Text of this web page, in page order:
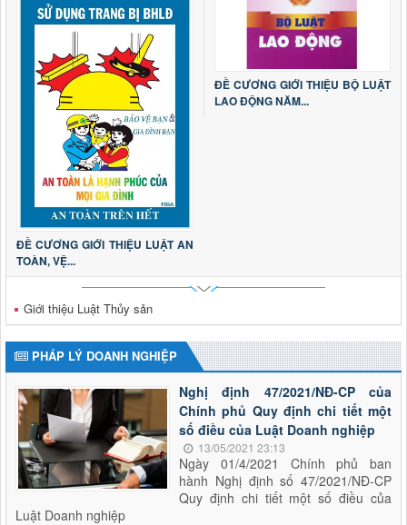
ĐỀ CƯƠNG GIỚI THIỆU LUẬT AN
TOÀN, VỆ...
ĐỀ CƯƠNG GIỚI THIỆU BỘ LUẬT
LAO ĐỘNG NĂM...
Giới thiệu Luật Thủy sản
PHÁP LÝ DOANH NGHIỆP
Nghị định 47/2021/NĐ-CP của
Chính phủ Quy định chi tiết một
số điều của Luật Doanh nghiệp
13/05/2021 23:13
Ngày 01/4/2021 Chính phủ ban
hành Nghị định số 47/2021/NĐ-CP
Quy định chi tiết một số điều của
Luật Doanh nghiệp